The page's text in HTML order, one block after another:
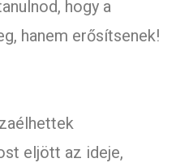
hogy a
hanem erősítsenek!
eljött az ideje,